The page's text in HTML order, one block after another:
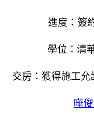
進度：簽
學位：清
交房：獲得施工
曄